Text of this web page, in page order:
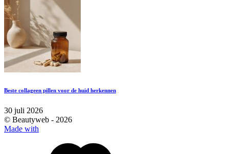
Beste collageen pillen voor de huid herkennen
30 juli 2026
© Beautyweb - 2026
Made with